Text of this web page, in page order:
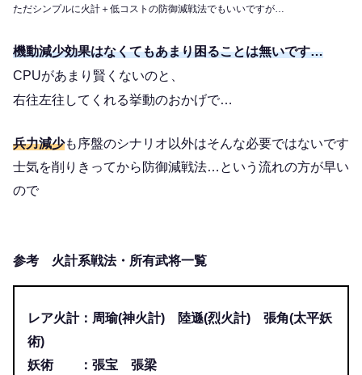
ただシンプルに火計＋低コストの防御減戦法でもいいですが…
機動減少効果はなくてもあまり困ることは無いです…
CPUがあまり賢くないのと、
右往左往してくれる挙動のおかげで…
兵力減少も序盤のシナリオ以外はそんな必要ではないです
士気を削りきってから防御減戦法…という流れの方が早い
ので
参考 火計系戦法・所有武将一覧
レア火計：周瑜(神火計) 陸遜(烈火計) 張角(太平妖
術)
妖術 ：張宝 張梁